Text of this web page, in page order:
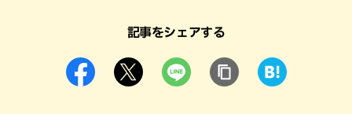
記事をシェアする